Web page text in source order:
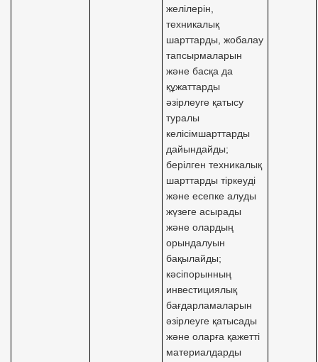
желілерін,
техникалық
шарттарды, жобалау
тапсырмаларын
және басқа да
құжаттарды
әзірлеуге қатысу
туралы
келісімшарттарды
дайындайды;
берілген техникалық
шарттарды тіркеуді
және есепке алуды
жүзеге асырады
және олардың
орындалуын
бақылайды;
кәсіпорынның
инвестициялық
бағдарламаларын
әзірлеуге қатысады
және оларға қажетті
материалдарды